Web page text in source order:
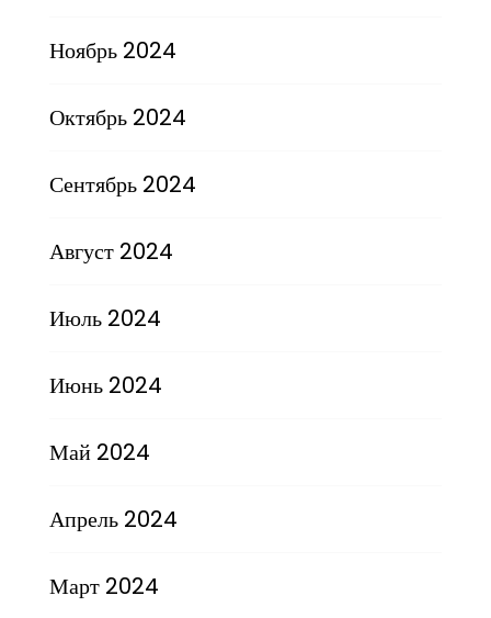
Ноябрь 2024
Октябрь 2024
Сентябрь 2024
Август 2024
Июль 2024
Июнь 2024
Май 2024
Апрель 2024
Март 2024